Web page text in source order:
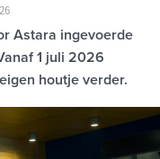
Astara ingevoerde
1 juli 2026
houtje verder.